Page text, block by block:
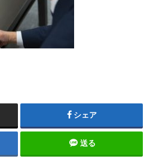
シェア
送る